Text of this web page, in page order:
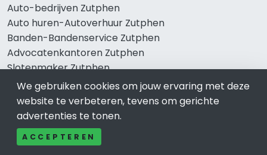
Auto-bedrijven Zutphen
Auto huren-Autoverhuur Zutphen
Banden-Bandenservice Zutphen
Advocatenkantoren Zutphen
Slotenmaker Zutphen
Populair
Woningruil Zutphen
We gebruiken cookies om jouw ervaring met deze
website te verbeteren, tevens om gerichte
advertenties te tonen.
ACCEPTEREN